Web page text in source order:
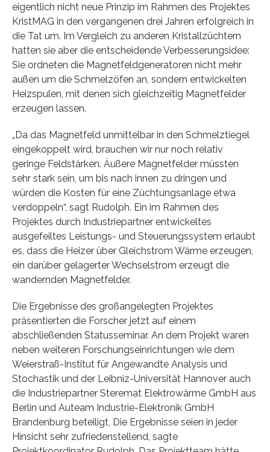
eigentlich nicht neue Prinzip im Rahmen des Projektes
KristMAG in den vergangenen drei Jahren erfolgreich in
die Tat um. Im Vergleich zu anderen Kristallzüchtern
hatten sie aber die entscheidende Verbesserungsidee:
Sie ordneten die Magnetfeldgeneratoren nicht mehr
außen um die Schmelzöfen an, sondern entwickelten
Heizspulen, mit denen sich gleichzeitig Magnetfelder
erzeugen lassen.
„Da das Magnetfeld unmittelbar in den Schmelztiegel
eingekoppelt wird, brauchen wir nur noch relativ
geringe Feldstärken. Äußere Magnetfelder müssten
sehr stark sein, um bis nach innen zu dringen und
würden die Kosten für eine Züchtungsanlage etwa
verdoppeln“, sagt Rudolph. Ein im Rahmen des
Projektes durch Industriepartner entwickeltes
ausgefeiltes Leistungs- und Steuerungssystem erlaubt
es, dass die Heizer über Gleichstrom Wärme erzeugen,
ein darüber gelagerter Wechselstrom erzeugt die
wandernden Magnetfelder.
Die Ergebnisse des großangelegten Projektes
präsentierten die Forscher jetzt auf einem
abschließenden Statusseminar. An dem Projekt waren
neben weiteren Forschungseinrichtungen wie dem
Weierstraß-Institut für Angewandte Analysis und
Stochastik und der Leibniz-Universität Hannover auch
die Industriepartner Steremat Elektrowärme GmbH aus
Berlin und Auteam Industrie-Elektronik GmbH
Brandenburg beteiligt, Die Ergebnisse seien in jeder
Hinsicht sehr zufriedenstellend, sagte